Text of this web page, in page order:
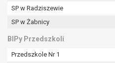
SP w Radziszewie
SP w Żabnicy
BIPy Przedszkoli
Przedszkole Nr 1
W zależności od sfery, w
dobrowolne albo jest
umownym.
zautomatyzowanemu